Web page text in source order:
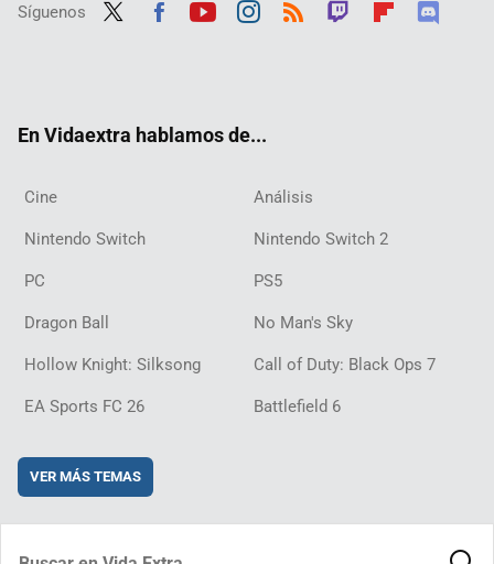
Síguenos
En Vidaextra hablamos de...
Cine Análisis
Nintendo Switch Nintendo Switch 2
PC PS5
Dragon Ball No Man's Sky
Hollow Knight: Silksong Call of Duty: Black Ops 7
EA Sports FC 26 Battlefield 6
VER MÁS TEMAS